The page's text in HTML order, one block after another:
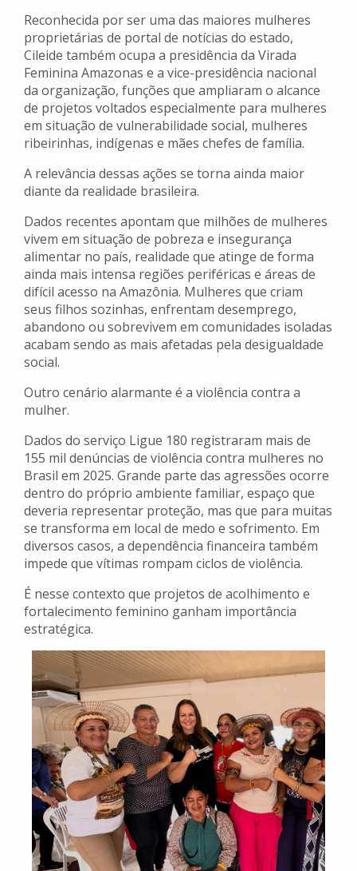
Reconhecida por ser uma das maiores mulheres
proprietárias de portal de notícias do estado,
Cileide também ocupa a presidência da Virada
Feminina Amazonas e a vice-presidência nacional
da organização, funções que ampliaram o alcance
de projetos voltados especialmente para mulheres
em situação de vulnerabilidade social, mulheres
ribeirinhas, indígenas e mães chefes de família.
A relevância dessas ações se torna ainda maior
diante da realidade brasileira.
Dados recentes apontam que milhões de mulheres
vivem em situação de pobreza e insegurança
alimentar no país, realidade que atinge de forma
ainda mais intensa regiões periféricas e áreas de
difícil acesso na Amazônia. Mulheres que criam
seus filhos sozinhas, enfrentam desemprego,
abandono ou sobrevivem em comunidades isoladas
acabam sendo as mais afetadas pela desigualdade
social.
Outro cenário alarmante é a violência contra a
mulher.
Dados do serviço Ligue 180 registraram mais de
155 mil denúncias de violência contra mulheres no
Brasil em 2025. Grande parte das agressões ocorre
dentro do próprio ambiente familiar, espaço que
deveria representar proteção, mas que para muitas
se transforma em local de medo e sofrimento. Em
diversos casos, a dependência financeira também
impede que vítimas rompam ciclos de violência.
É nesse contexto que projetos de acolhimento e
fortalecimento feminino ganham importância
estratégica.